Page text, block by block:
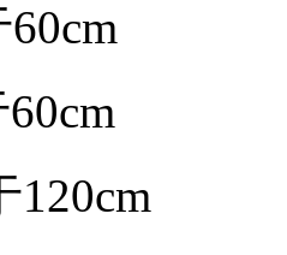
60cm
60cm
120cm